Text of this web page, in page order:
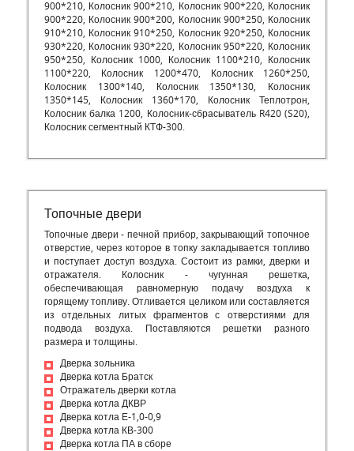
900*210, Колосник 900*210, Колосник 900*220, Колосник
900*220, Колосник 900*200, Колосник 900*250, Колосник
910*210, Колосник 910*250, Колосник 920*250, Колосник
930*220, Колосник 930*220, Колосник 950*220, Колосник
950*250, Колосник 1000, Колосник 1100*210, Колосник
1100*220, Колосник 1200*470, Колосник 1260*250,
Колосник 1300*140, Колосник 1350*130, Колосник
1350*145, Колосник 1360*170, Колосник Теплотрон,
Колосник балка 1200, Колосник-сбрасыватель R420 (S20),
Колосник сегментный КТФ-300.
Топочные двери
Топочные двери - печной прибор, закрывающий топочное
отверстие, через которое в топку закладывается топливо
и поступает доступ воздуха. Состоит из рамки, дверки и
отражателя. Колосник - чугунная решетка,
обеспечивающая равномерную подачу воздуха к
горящему топливу. Отливается целиком или составляется
из отдельных литых фрагментов с отверстиями для
подвода воздуха. Поставляются решетки разного
размера и толщины.
Дверка зольника
Дверка котла Братск
Отражатель дверки котла
Дверка котла ДКВР
Дверка котла Е-1,0-0,9
Дверка котла КВ-300
Дверка котла ПА в сборе